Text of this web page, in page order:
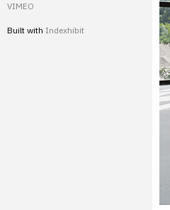
VIMEO
Built with Indexhibit